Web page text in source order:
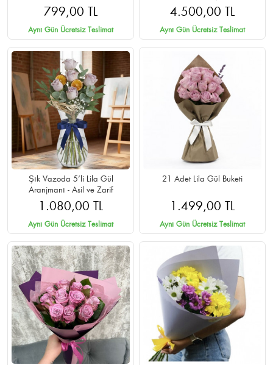
Teslimat
799,00 TL
Aynı Gün Ücretsiz Teslimat
4.500,00 TL
Aynı Gün Ücretsiz Teslimat
Şık Vazoda 5’li Lila Gül
Aranjmanı - Asil ve Zarif
1.080,00 TL
Aynı Gün Ücretsiz Teslimat
21 Adet Lila Gül Buketi
1.499,00 TL
Aynı Gün Ücretsiz Teslimat